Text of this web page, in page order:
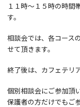
１１時～１５時の時間
す。
相談会では、各コース
せて頂きます。
終了後は、カフェテリ
個別相談会にご参加頂
保護者の方だけでもご